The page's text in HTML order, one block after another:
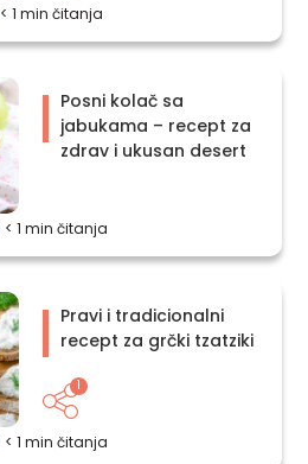
< 1 min čitanja
< 1 min čitanja
Posni kolač sa
jabukama – recept za
zdrav i ukusan desert
< 1 min čitanja
Pravi i tradicionalni
recept za grčki tzatziki
1